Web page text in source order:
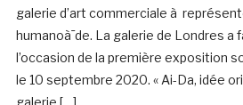
galerie d’art commerciale à
humanoà¯de. La galerie de Londres a
l’occasion de la première exposition
le 10 septembre 2020. « Ai-Da, idée